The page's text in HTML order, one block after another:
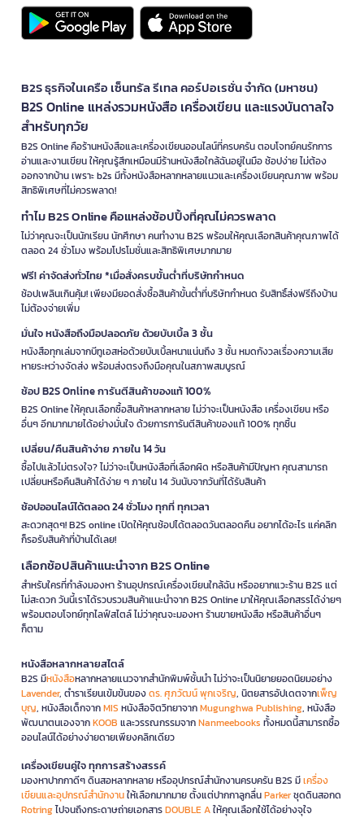
B2S ธุรกิจในเครือ เซ็นทรัล รีเทล คอร์ปอเรชั่น จำกัด (มหาชน)
B2S Online แหล่งรวมหนังสือ เครื่องเขียน และแรงบันดาลใจ
สำหรับทุกวัย
B2S Online คือร้านหนังสือและเครื่องเขียนออนไลน์ที่ครบครัน ตอบโจทย์คนรักการ
อ่านและงานเขียน ให้คุณรู้สึกเหมือนมีร้านหนังสือใกล้ฉันอยู่ในมือ ช้อปง่าย ไม่ต้อง
ออกจากบ้าน เพราะ b2s มีทั้งหนังสือหลากหลายแนวและเครื่องเขียนคุณภาพ พร้อม
สิทธิพิเศษที่ไม่ควรพลาด!
ทำไม B2S Online คือแหล่งช้อปปิ้งที่คุณไม่ควรพลาด
ไม่ว่าคุณจะเป็นนักเรียน นักศึกษา คนทำงาน B2S พร้อมให้คุณเลือกสินค้าคุณภาพได้
ตลอด 24 ชั่วโมง พร้อมโปรโมชั่นและสิทธิพิเศษมากมาย
ฟรี! ค่าจัดส่งทั่วไทย *เมื่อสั่งครบขั้นต่ำที่บริษัทกำหนด
ช้อปเพลินเกินคุ้ม! เพียงมียอดสั่งซื้อสินค้าขั้นต่ำที่บริษัทกำหนด รับสิทธิ์ส่งฟรีถึงบ้าน
ไม่ต้องจ่ายเพิ่ม
มั่นใจ หนังสือถึงมือปลอดภัย ด้วยบับเบิ้ล 3 ชั้น
หนังสือทุกเล่มจากบีทูเอสห่อด้วยบับเบิ้ลหนาแน่นถึง 3 ชั้น หมดกังวลเรื่องความเสีย
หายระหว่างจัดส่ง พร้อมส่งตรงถึงมือคุณในสภาพสมบูรณ์
ช้อป B2S Online การันตีสินค้าของแท้ 100%
B2S Online ให้คุณเลือกซื้อสินค้าหลากหลาย ไม่ว่าจะเป็นหนังสือ เครื่องเขียน หรือ
อื่นๆ อีกมากมายได้อย่างมั่นใจ ด้วยการการันตีสินค้าของแท้ 100% ทุกชิ้น
เปลี่ยน/คืนสินค้าง่าย ภายใน 14 วัน
ซื้อไปแล้วไม่ตรงใจ? ไม่ว่าจะเป็นหนังสือที่เลือกผิด หรือสินค้ามีปัญหา คุณสามารถ
เปลี่ยนหรือคืนสินค้าได้ง่าย ๆ ภายใน 14 วันนับจากวันที่ได้รับสินค้า
ช้อปออนไลน์ได้ตลอด 24 ชั่วโมง ทุกที่ ทุกเวลา
สะดวกสุดๆ! B2S online เปิดให้คุณช้อปได้ตลอดวันตลอดคืน อยากได้อะไร แค่คลิก
ก็รอรับสินค้าที่บ้านได้เลย!
เลือกช้อปสินค้าแนะนำจาก B2S Online
สำหรับใครที่กำลังมองหา ร้านอุปกรณ์เครื่องเขียนใกล้ฉัน หรืออยากแวะร้าน B2S แต่
ไม่สะดวก วันนี้เราได้รวบรวมสินค้าแนะนำจาก B2S Online มาให้คุณเลือกสรรได้ง่ายๆ
พร้อมตอบโจทย์ทุกไลฟ์สไตล์ ไม่ว่าคุณจะมองหา ร้านขายหนังสือ หรือสินค้าอื่นๆ
ก็ตาม
หนังสือหลากหลายสไตล์
B2S มีหนังสือหลากหลายแนวจากสำนักพิมพ์ชั้นนำ ไม่ว่าจะเป็นนิยายยอดนิยมอย่าง
Lavender, ตำราเรียนเข้มข้นของดร. ศุภวัฒน์ พุกเจริญ, นิตยสารอัปเดตจากเพ็ญ
บุญ, หนังสือเด็กจากMIS หนังสือจิตวิทยาจากMugunghwa Publishing, หนังสือ
พัฒนาตนเองจากKOOB และวรรณกรรมจากNanmeebooks ทั้งหมดนี้สามารถซื้อ
ออนไลน์ได้อย่างง่ายดายเพียงคลิกเดียว
เครื่องเขียนคู่ใจ ทุกการสร้างสรรค์
มองหาปากกาดีๆ ดินสอหลากหลาย หรืออุปกรณ์สำนักงานครบครัน B2S มีเครื่อง
เขียนและอุปกรณ์สำนักงานให้เลือกมากมาย ตั้งแต่ปากกาลูกลื่นParkerชุดดินสอกด
Rotringไปจนถึงกระดาษถ่ายเอกสารDOUBLE Aให้คุณเลือกใช้ได้อย่างจุใจ